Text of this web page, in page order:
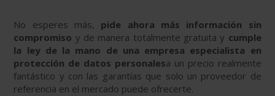
No esperes más, pide ahora más información sin
compromiso y de manera totalmente gratuita y cumple
la ley de la mano de una empresa especialista en
protección de datos personalesa un precio realmente
fantástico y con las garantías que solo un proveedor de
referencia en el mercado puede ofrecerte.